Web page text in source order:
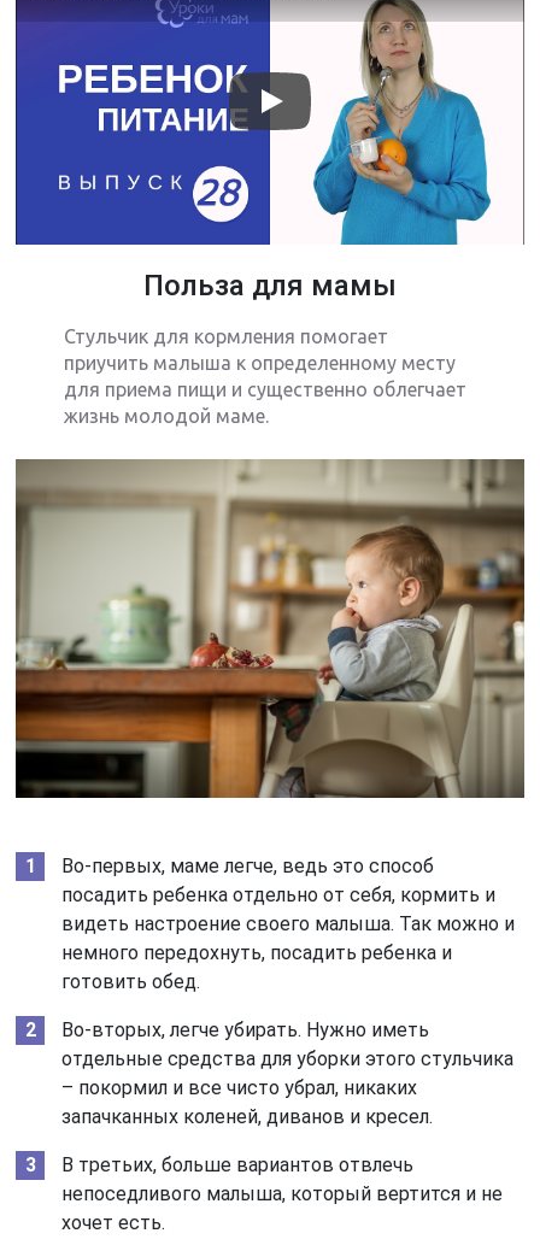
Польза для мамы
Стульчик для кормления помогает
приучить малыша к определенному месту
для приема пищи и существенно облегчает
жизнь молодой маме.
Во-первых, маме легче, ведь это способ
посадить ребенка отдельно от себя, кормить и
видеть настроение своего малыша. Так можно и
немного передохнуть, посадить ребенка и
готовить обед.
Во-вторых, легче убирать. Нужно иметь
отдельные средства для уборки этого стульчика
– покормил и все чисто убрал, никаких
запачканных коленей, диванов и кресел.
В третьих, больше вариантов отвлечь
непоседливого малыша, который вертится и не
хочет есть.